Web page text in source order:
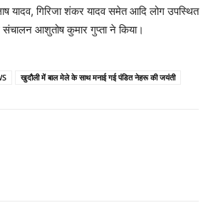
यादव, गिरिजा शंकर यादव समेत आदि लोग उपस्थित
आशुतोष कुमार गुप्ता ने किया।
खुदौली में बाल मेले के साथ मनाई गई पंडित नेहरू की जयंती